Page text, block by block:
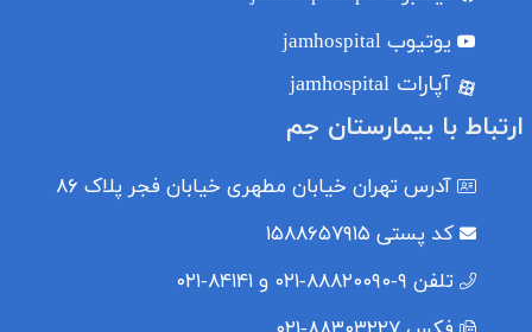
یوتیوب jamhospital
آپارات jamhospital
ارتباط با بیمارستان جم
آدرس تهران خیابان مطهری خیابان فجر پلاک ۸۶
کد پستی
تلفن